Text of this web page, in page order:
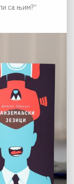
са њим?“